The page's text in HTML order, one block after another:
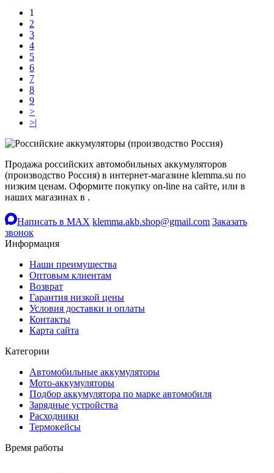
1
2
3
4
5
6
7
8
9
>
>|
Продажа российских автомобильных аккумуляторов
(производство Россия) в интернет-магазине klemma.su по
низким ценам. Оформите покупку on-line на сайте, или в
наших магазинах в .
Написать в MAX klemma.akb.shop@gmail.com Заказать
звонок
Информация
Наши преимущества
Оптовым клиентам
Возврат
Гарантия низкой цены
Условия доставки и оплаты
Контакты
Карта сайта
Категории
Автомобильные аккумуляторы
Мото-аккумуляторы
Подбор аккумулятора по марке автомобиля
Зарядные устройства
Расходники
Термокейсы
Время работы